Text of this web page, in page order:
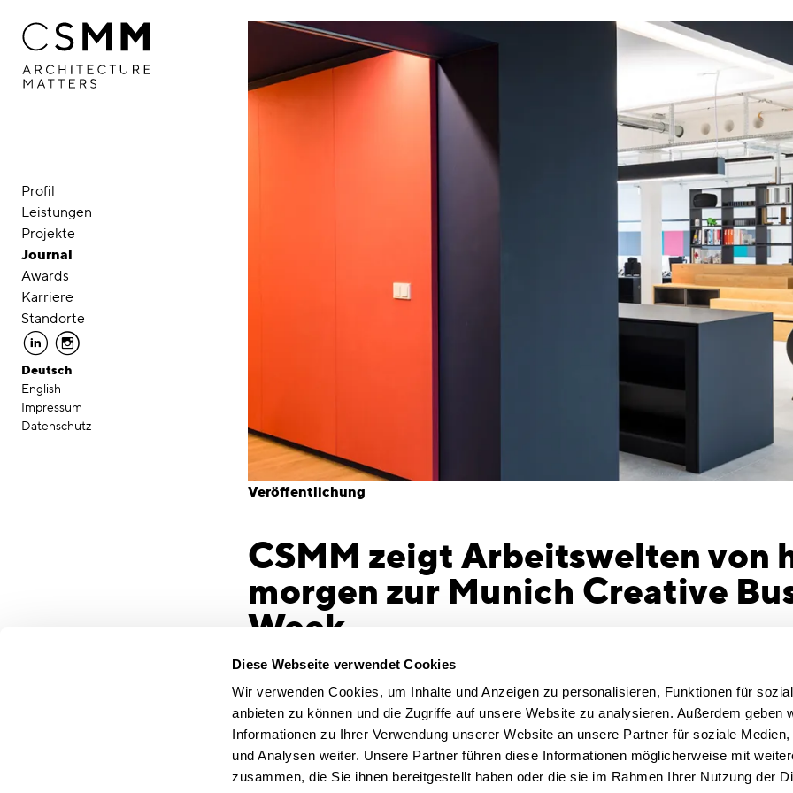
Diese Webseite verwendet Cookies
Wir verwenden Cookies, um Inhalte und Anzeigen zu personalisieren, Funktionen für
anbieten zu können und die Zugriffe auf unsere Website zu analysieren. Außerdem geben
Informationen zu Ihrer Verwendung unserer Website an unsere Partner für soziale Medien,
und Analysen weiter. Unsere Partner führen diese Informationen möglicherweise mit
zusammen, die Sie ihnen bereitgestellt haben oder die sie im Rahmen Ihrer Nutzung der
Profil
Leistungen
Projekte
Journal
Awards
Karriere
Standorte
linkedin instagram
Deutsch
English
Impressum
Datenschutz
Veröffentlichung
CSMM zeigt Arbeitswelten von
morgen zur Munich Creative
Week
Business, verändern sich Arbeitswelten aktuell so stark wie selten
zuvor. Die diesjährigeMCBW – Munich Creative Business Week ,
die am 3. März beginnt, hat dies erkannt: Sie widmet sich daher
heuer auch der Frage der kreativen Bürokonzeption. Das
Münchner Unternehmen CSMM öffnet als Vorreiter auf diesem
Die
ihres
die Arbeit
konzipiert
sich